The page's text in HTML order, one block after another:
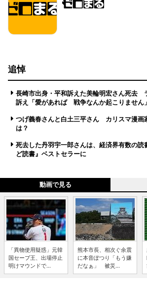
追悼
長崎市出身・平和訴えた美輪明宏さん死去
訴え「愛があれば 戦争なんか起こりません」
つげ義春さんと白土三平さん カリスマ漫画
は？
死去した丹羽宇一郎さんは、経済界有数の
ど読書』ベストセラーに
動画で見る
「異物使用疑惑」元韓
国セーブ王、出場停止
明けマウンドで...
熊本市長、相次ぐ余震
に本音ぽつり「もう嫌
だなぁ」 被災...